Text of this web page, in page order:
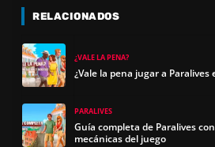
RELACIONADOS
¿VALE LA PENA?
¿Vale la pena jugar a Paralives
PARALIVES
Guía completa de Paralives
mecánicas del juego